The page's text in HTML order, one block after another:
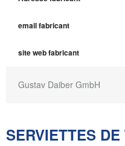
email fabricant
site web fabricant
Gustav Daiber GmbH
SERVIETTES